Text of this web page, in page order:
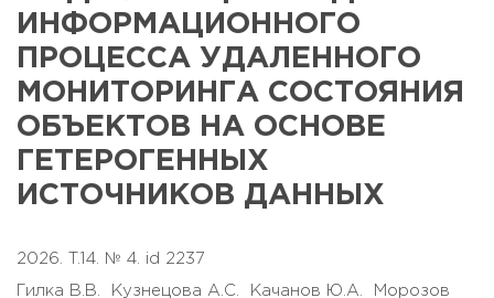
ИНФОРМАЦИОННОГО
ПРОЦЕССА УДАЛЕННОГО
МОНИТОРИНГА СОСТОЯНИЯ
ОБЪЕКТОВ НА ОСНОВЕ
ГЕТЕРОГЕННЫХ
ИСТОЧНИКОВ ДАННЫХ
2026. T.14. № 4. id 2237
Гилка В.В. Кузнецова А.С. Качанов Ю.А.
Морозов